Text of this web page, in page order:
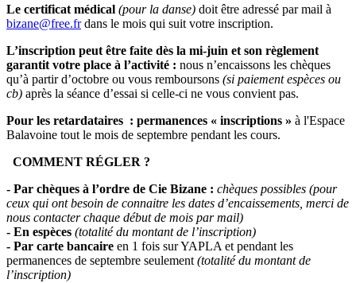
Le certificat médical (pour la danse) doit être adressé par mail à
bizane@free.frdans le mois qui suit votre inscription.
L’inscription peut être faite dès la mi-juin et son règlement
garantit votre place à l’activité : nous n’encaissons les chèques
qu’à partir d’octobre ou vous remboursons (si paiement espèces ou
cb) après la séance d’essai si celle-ci ne vous convient pas.
Pour les retardataires : permanences « inscriptions » à l'Espace
Balavoine tout le mois de septembre pendant les cours.
COMMENT RÉGLER ?
- Par chèques à l’ordre de Cie Bizane : chèques possibles (pour
ceux qui ont besoin de connaitre les dates d’encaissements, merci de
nous contacter chaque début de mois par mail)
- En espèces (totalité du montant de l’inscription)
- Par carte bancaire en 1 fois sur YAPLA et pendant les
permanences de septembre seulement(totalité du montant de
l’inscription)